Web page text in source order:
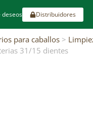
deseos Distribuidores
para caballos >
31/15 dientes